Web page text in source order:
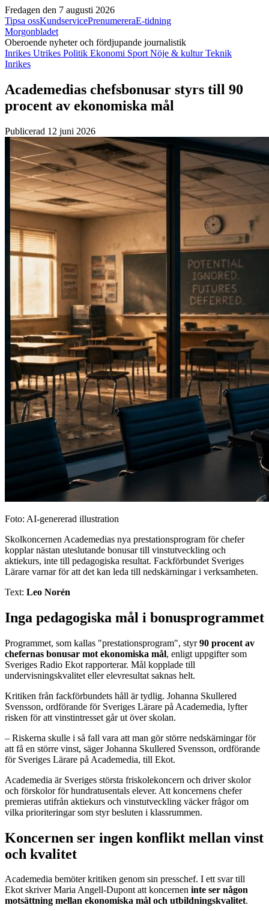
Fredagen den 7 augusti 2026
Tipsa ossKundservicePrenumereraE-tidning
Morgonbladet
Oberoende nyheter och fördjupande journalistik
Inrikes Utrikes Politik Ekonomi Sport Nöje & kulturTeknik
Inrikes
Academedias chefsbonusar styrs till 90
procent av ekonomiska mål
Publicerad 12 juni 2026
Foto: AI-genererad illustration
Skolkoncernen Academedias nya prestationsprogram för chefer
kopplar nästan uteslutande bonusar till vinstutveckling och
aktiekurs, inte till pedagogiska resultat. Fackförbundet Sveriges
Lärare varnar för att det kan leda till nedskärningar i verksamheten.
Text: Leo Norén
Inga pedagogiska mål i bonusprogrammet
Programmet, som kallas "prestationsprogram", styr90 procent av
chefernas bonusar mot ekonomiska mål, enligt uppgifter som
Sveriges Radio Ekot rapporterar. Mål kopplade till
undervisningskvalitet eller elevresultat saknas helt.
Kritiken från fackförbundets håll är tydlig. Johanna Skullered
Svensson, ordförande för Sveriges Lärare på Academedia, lyfter
risken för att vinstintresset går ut över skolan.
– Riskerna skulle i så fall vara att man gör större nedskärningar för
att få en större vinst, säger Johanna Skullered Svensson, ordförande
för Sveriges Lärare på Academedia, till Ekot.
Academedia är Sveriges största friskolekoncern och driver skolor
och förskolor för hundratusentals elever. Att koncernens chefer
premieras utifrån aktiekurs och vinstutveckling väcker frågor om
vilka prioriteringar som styr besluten i klassrummen.
Koncernen ser ingen konflikt mellan vinst
och kvalitet
Academedia bemöter kritiken genom sin presschef. I ett svar till
Ekot skriver Maria Angell-Dupont att koncernen inte ser någon
motsättning mellan ekonomiska mål och utbildningskvalitet.